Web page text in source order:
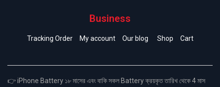
Business
Tracking Order My account Our blog Shop Cart
👉 iPhone Battery ১৮ মাসের এবং বাকি সকল Battery ক্রয়কৃত তারিখ থেকে 4 মাস